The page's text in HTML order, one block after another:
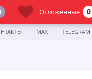
MAX TELEGRAM
Отложенные 0